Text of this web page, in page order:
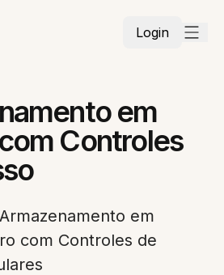
Login
em
Controles
em
com Controles de